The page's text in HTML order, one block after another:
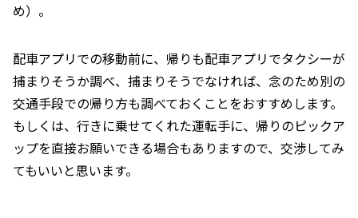
め）。
配車アプリでの移動前に、帰りも配車アプリでタクシーが
捕まりそうか調べ、捕まりそうでなければ、念のため別の
交通手段での帰り方も調べておくことをおすすめします。
もしくは、行きに乗せてくれた運転手に、帰りのピックア
ップを直接お願いできる場合もありますので、交渉してみ
てもいいと思います。